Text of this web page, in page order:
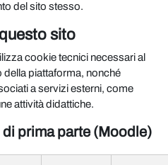
del sito stesso.
sito
cookie tecnici necessari al
piattaforma, nonché
a servizi esterni, come
attività didattiche.
prima parte (Moodle)